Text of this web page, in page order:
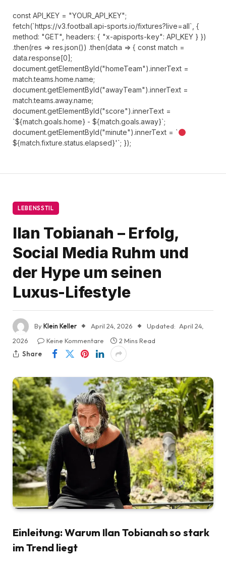
const API_KEY = "YOUR_API_KEY";
fetch(`https://v3.football.api-sports.io/fixtures?live=all`, {
method: "GET", headers: { "x-apisports-key": API_KEY } })
.then(res => res.json()) .then(data => { const match =
data.response[0];
document.getElementById("homeTeam").innerText =
match.teams.home.name;
document.getElementById("awayTeam").innerText =
match.teams.away.name;
document.getElementById("score").innerText =
`${match.goals.home} - ${match.goals.away}`;
document.getElementById("minute").innerText = `
${match.fixture.status.elapsed}'`; });
LEBENSSTIL
Ilan Tobianah – Erfolg,
Social Media Ruhm und
der Hype um seinen
Luxus-Lifestyle
ByKlein Keller April 24, 2026 Updated: April 24,
2026
Keine Kommentare
2 Mins Read
Share
Einleitung: Warum Ilan Tobianah so stark
im Trend liegt